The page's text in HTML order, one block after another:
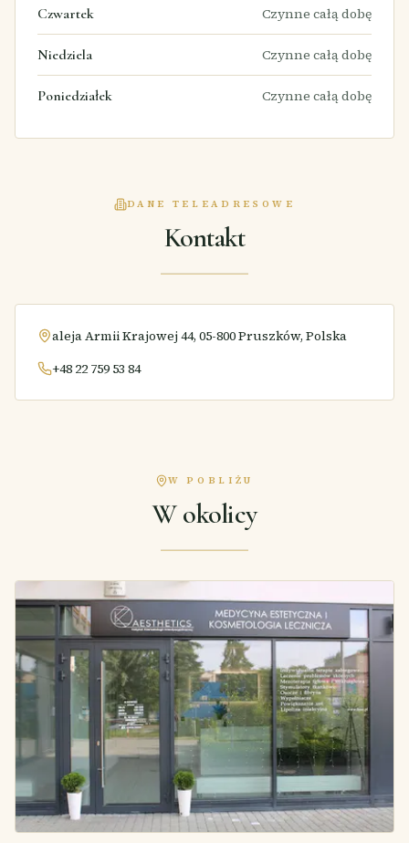
Czwartek Czynne całą dobę
Niedziela Czynne całą dobę
Poniedziałek Czynne całą dobę
DANE TELEADRESOWE
Kontakt
aleja Armii Krajowej 44, 05-800 Pruszków, Polska
+48 22 759 53 84
W POBLIŻU
W okolicy